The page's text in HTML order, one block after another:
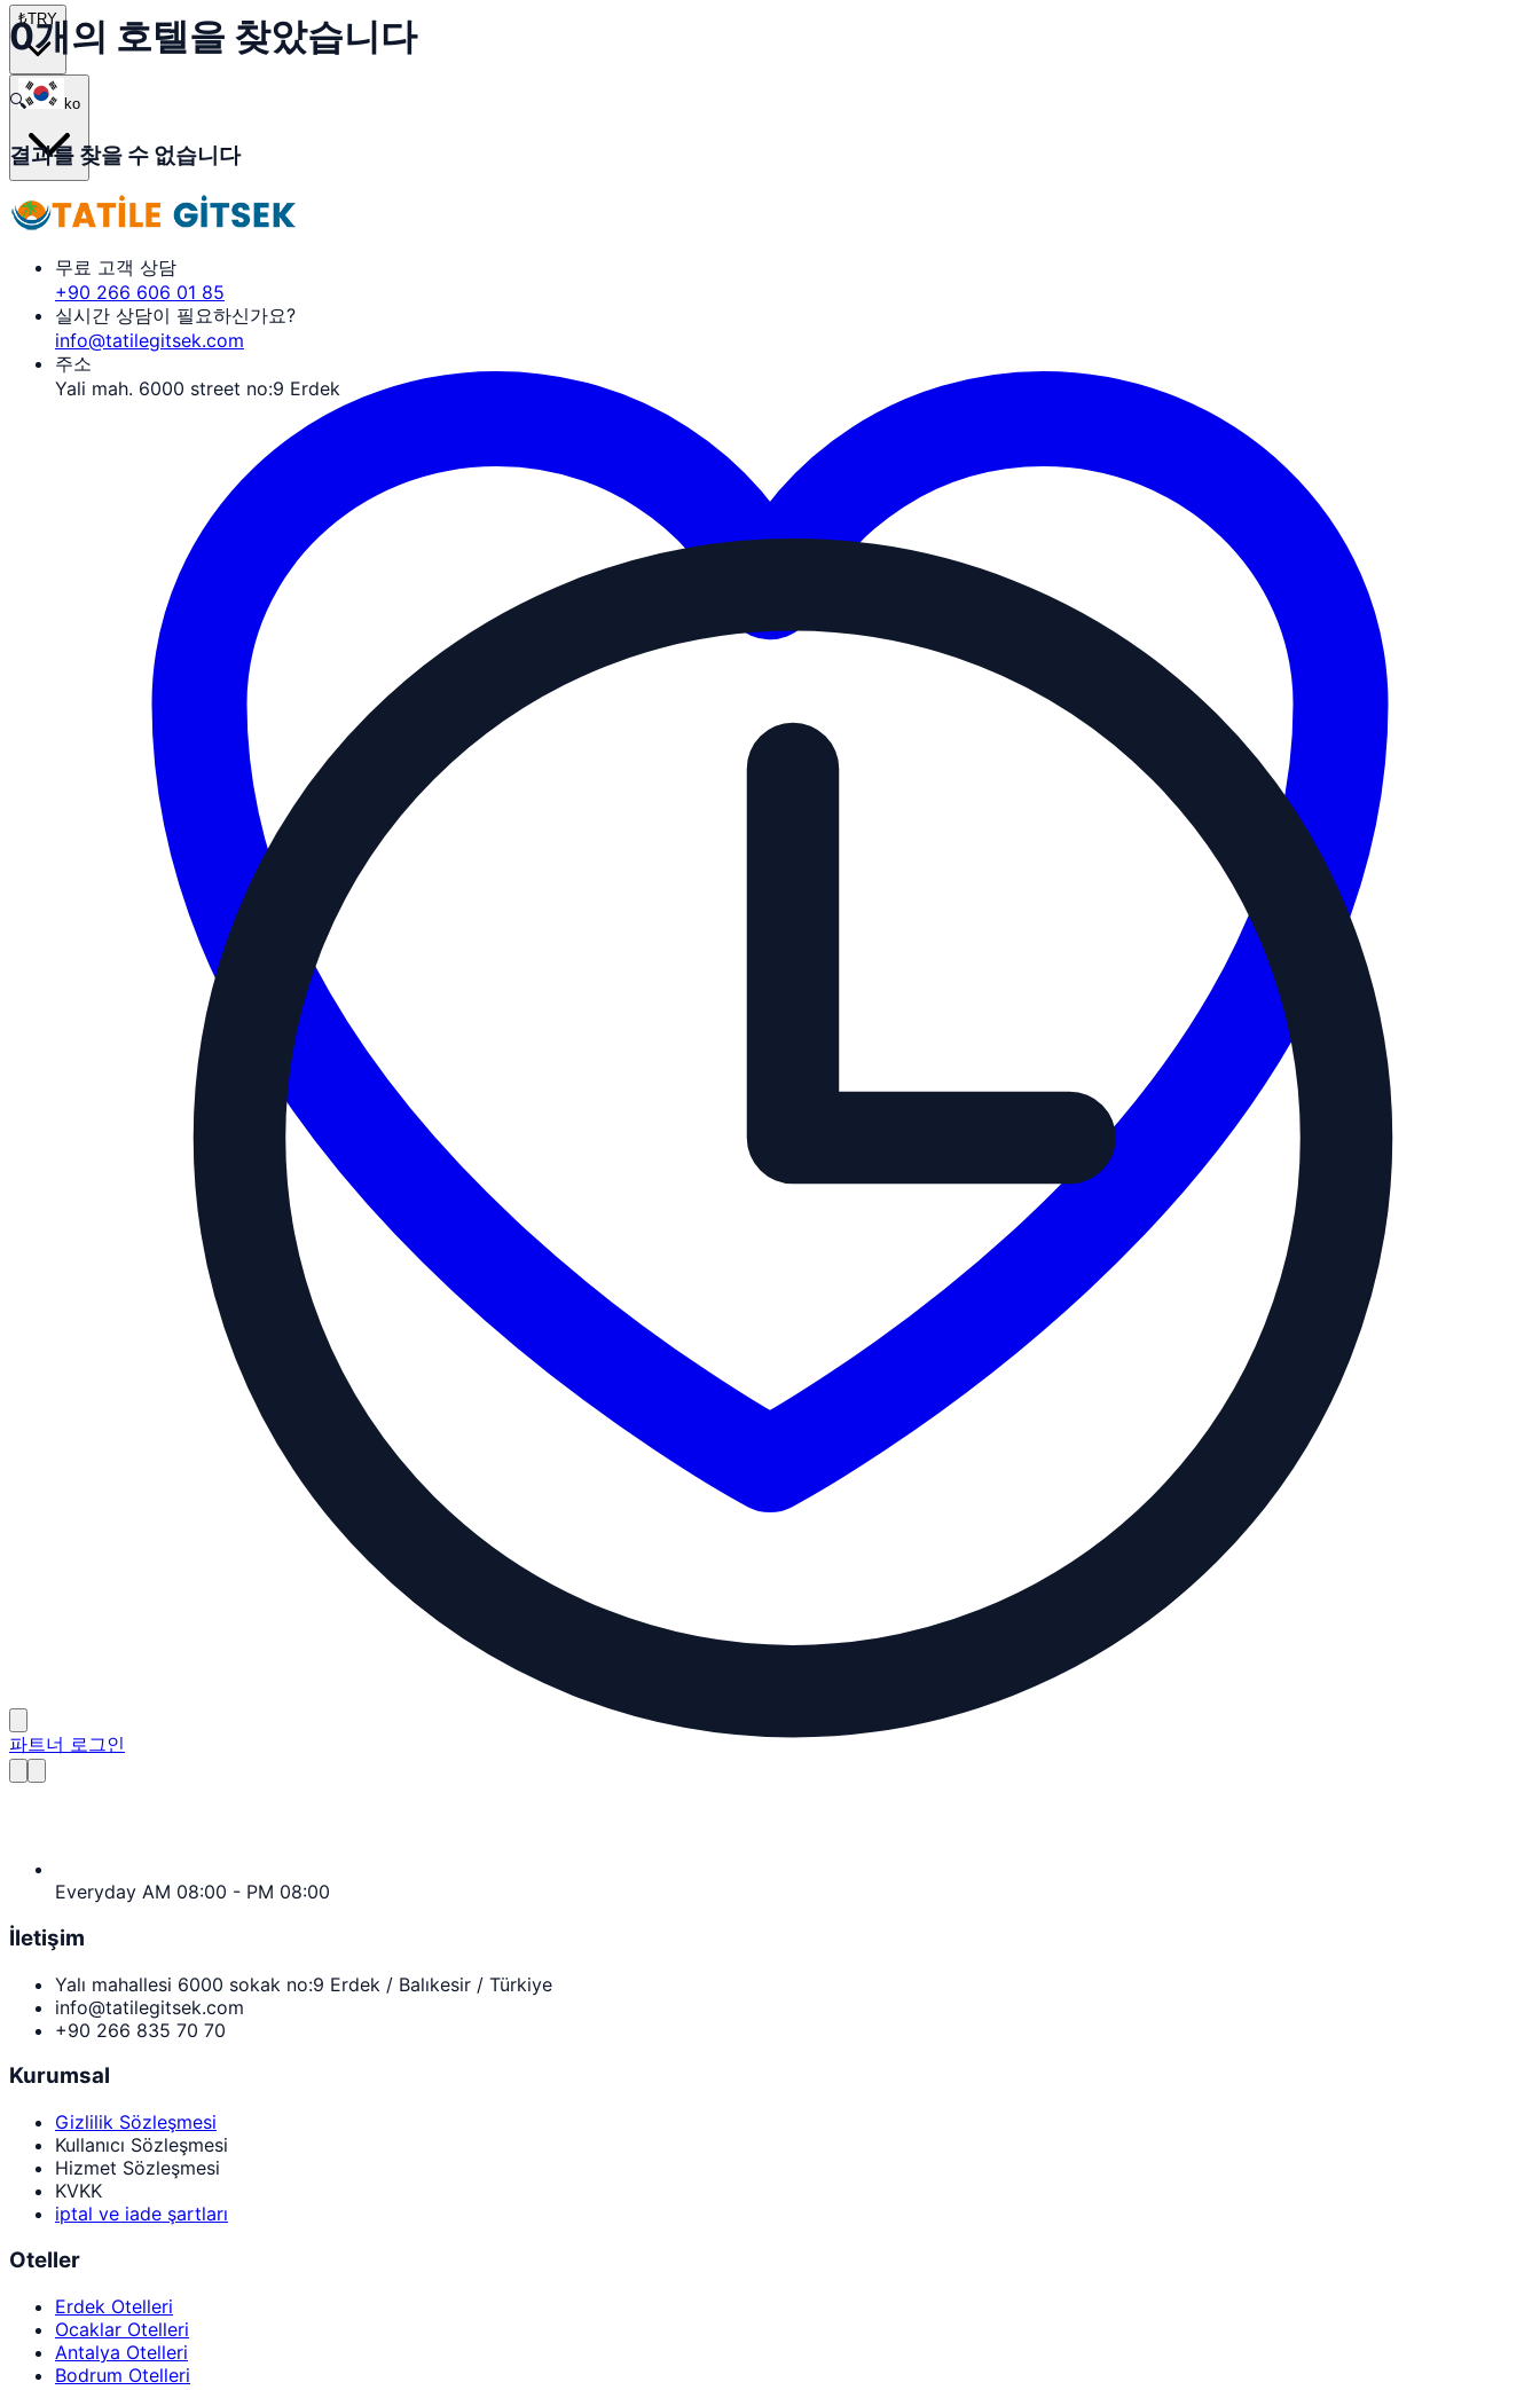
₺TRY
ko
파트너 로그인
0개의 호텔을 찾았습니다
🔍
결과를 찾을 수 없습니다
무료 고객 상담
+90 266 606 01 85
실시간 상담이 필요하신가요?
info@tatilegitsek.com
주소
Yali mah. 6000 street no:9 Erdek
Everyday AM 08:00 - PM 08:00
İletişim
Yalı mahallesi 6000 sokak no:9 Erdek / Balıkesir / Türkiye
info@tatilegitsek.com
+90 266 835 70 70
Kurumsal
Gizlilik Sözleşmesi
Kullanıcı Sözleşmesi
Hizmet Sözleşmesi
KVKK
iptal ve iade şartları
Oteller
Erdek Otelleri
Ocaklar Otelleri
Antalya Otelleri
Bodrum Otelleri